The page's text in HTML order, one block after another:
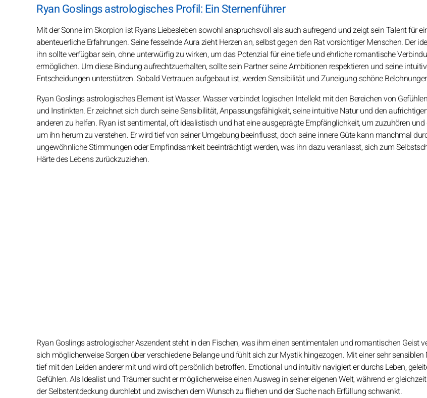
Ryan Goslings astrologisches Profil: Ein Sternenführer
Mit der Sonne im Skorpion ist Ryans Liebesleben sowohl anspruchsvoll als auch aufregend und zeigt sein Talent für
abenteuerliche Erfahrungen. Seine fesselnde Aura zieht Herzen an, selbst gegen den Rat vorsichtiger Menschen. Der
ihn sollte verfügbar sein, ohne unterwürfig zu wirken, um das Potenzial für eine tiefe und ehrliche romantische
ermöglichen. Um diese Bindung aufrechtzuerhalten, sollte sein Partner seine Ambitionen respektieren und seine
Entscheidungen unterstützen. Sobald Vertrauen aufgebaut ist, werden Sensibilität und Zuneigung schöne
Ryan Goslings astrologisches Element ist Wasser. Wasser verbindet logischen Intellekt mit den Bereichen von
und Instinkten. Er zeichnet sich durch seine Sensibilität, Anpassungsfähigkeit, seine intuitive Natur und den
anderen zu helfen. Ryan ist sentimental, oft idealistisch und hat eine ausgeprägte Empfänglichkeit, um zuzuhören
um ihn herum zu verstehen. Er wird tief von seiner Umgebung beeinflusst, doch seine innere Güte kann manchmal
ungewöhnliche Stimmungen oder Empfindsamkeit beeinträchtigt werden, was ihn dazu veranlasst, sich zum
Härte des Lebens zurückzuziehen.
Ryan Goslings astrologischer Aszendent steht in den Fischen, was ihm einen sentimentalen und romantischen Geist
sich möglicherweise Sorgen über verschiedene Belange und fühlt sich zur Mystik hingezogen. Mit einer sehr
tief mit den Leiden anderer mit und wird oft persönlich betroffen. Emotional und intuitiv navigiert er durchs Leben,
Gefühlen. Als Idealist und Träumer sucht er möglicherweise einen Ausweg in seiner eigenen Welt, während er
der Selbstentdeckung durchlebt und zwischen dem Wunsch zu fliehen und der Suche nach Erfüllung schwankt.